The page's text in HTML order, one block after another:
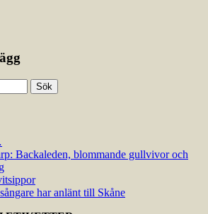
Backaleden, blommande gullvivor och
har anlänt till Skåne